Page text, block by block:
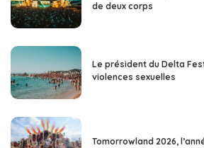
de deux corps
Le président du Delta
violences sexuelles
Tomorrowland 2026,